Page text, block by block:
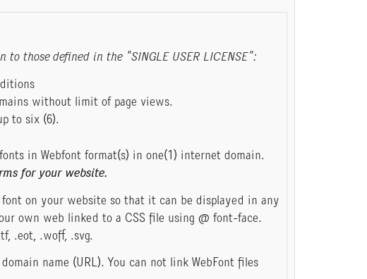
those defined in the "SINGLE USER LICENSE":
without limit of page views.
to six (6).
in Webfont format(s) in one(1) internet domain.
for your website.
on your website so that it can be displayed in any
own web linked to a CSS file using @ font-face.
.eot, .woff, .svg.
name (URL). You can not link WebFont files